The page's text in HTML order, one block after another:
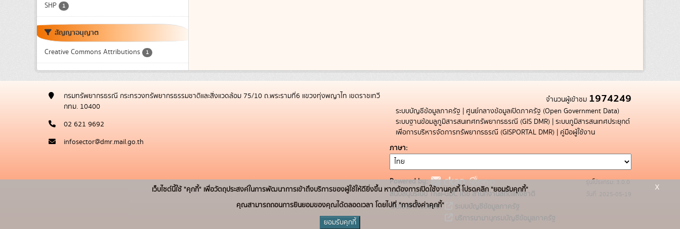
SHP 1
สัญญาอนุญาต
Creative Commons Attributions 1
กรมทรัพยากรธรณี กระทรวงทรัพยากรธรรมชาติและสิ่งแวดล้อม 75/10 ถ.พระรามที่6 แขวงทุ่งพญาไท เขตราชเทวี
กทม. 10400
02 621 9692
infosector@dmr.mail.go.th
จำนวนผู้เข้าชม 1974249
ระบบบัญชีข้อมูลภาครัฐ | ศูนย์กลางข้อมูลเปิดภาครัฐ (Open Government Data)
ระบบฐานข้อมลูภูมิสารสนเทศทรัพยากรธรณี (GIS DMR) | ระบบภูมิสารสนเทศประยุกต์
เพื่อการบริหารจัดการทรัพยากรธรณี (GISPORTAL DMR) | คู่มือผู้ใช้งาน
ภาษา
Powered by:
สนับสนุนระบบ Thai-GDC โดย สำนักงานสถิติแห่งชาติ
เว็บไซต์ที่เกี่ยวข้อง:
ระบบบัญชีข้อมูลภาครัฐ
บริการนามานุกรมบัญชีข้อมูลภาครัฐ
รุ่นโปรแกรม: 3.0.0
วันที่: 2025-05-19
เว็บไซต์นี้ใช้ "คุกกี้" เพื่อวัตถุประสงค์ในการพัฒนาการเข้าถึงบริการของผู้ใช้ให้ดียิ่งขึ้น หากต้องการเปิดใช้งานคุกกี้ โปรดคลิก "ยอมรับคุกกี้"
คุณสามารถถอนการยินยอมของคุณได้ตลอดเวลา โดยไปที่ "การตั้งค่าคุกกี้"
ยอมรับคุกกี้
x